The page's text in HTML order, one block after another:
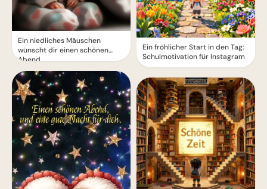
Ein niedliches Mäuschen
wünscht dir einen schönen
Abend
Ein fröhlicher Start in den Tag:
Schulmotivation für Instagram